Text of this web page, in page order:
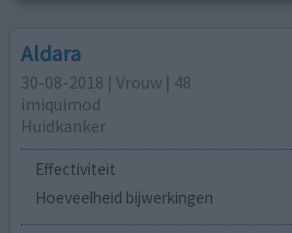
Aldara
30-08-2018 | Vrouw | 48
imiquimod
Huidkanker
Effectiviteit
Hoeveelheid bijwerkingen